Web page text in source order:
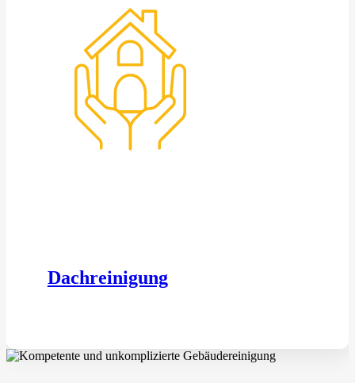
Dachreinigung